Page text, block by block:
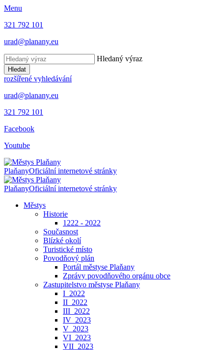
Menu
321 792 101
urad@planany.eu
Hledaný výraz
Hledat
rozšířené vyhledávání
urad@planany.eu
321 792 101
Facebook
Youtube
PlaňanyOficiální internetové stránky
PlaňanyOficiální internetové stránky
Městys
Historie
1222 - 2022
Současnost
Blízké okolí
Turistické místo
Povodňový plán
Portál městyse Plaňany
Zprávy povodňového orgánu obce
Zastupitelstvo městyse Plaňany
I_2022
II_2022
III_2022
IV_2023
V_2023
VI_2023
VII_2023